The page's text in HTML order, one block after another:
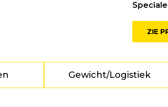
ZIE
Gewicht/Logistiek